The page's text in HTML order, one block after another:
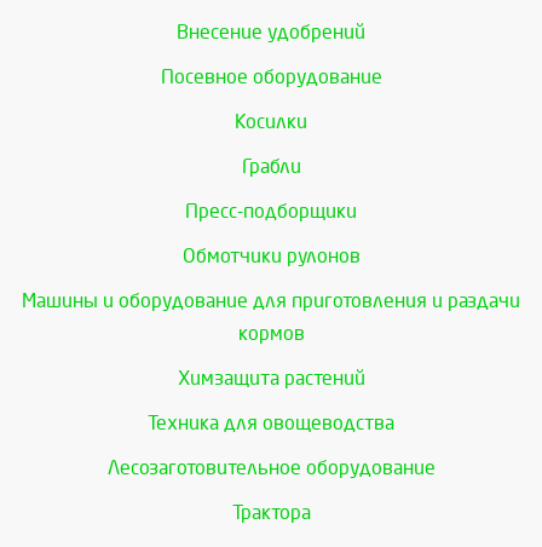
Внесение удобрений
Посевное оборудование
Косилки
Грабли
Пресс-подборщики
Обмотчики рулонов
Машины и оборудование для приготовления и раздачи
кормов
Химзащита растений
Техника для овощеводства
Лесозаготовительное оборудование
Трактора